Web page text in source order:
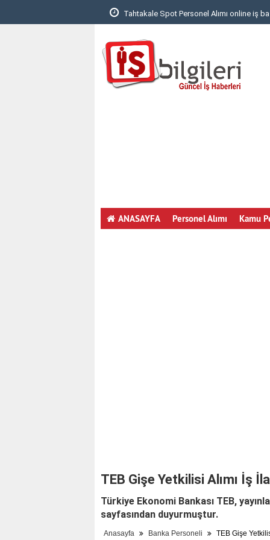
Tahtakale Spot Personel Alımı online iş
ANASAYFA Personel Alımı Kamu
TEB Gişe Yetkilisi Alımı İş
Türkiye Ekonomi Bankası TEB,
sayfasından duyurmuştur.
Anasayfa Banka Personeli TEB Gişe